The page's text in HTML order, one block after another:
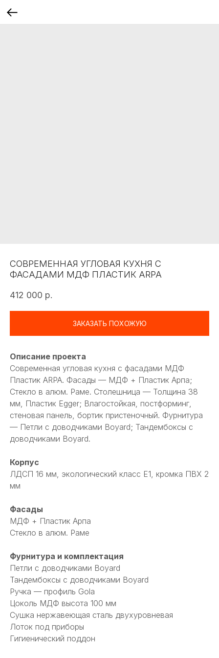
СОВРЕМЕННАЯ УГЛОВАЯ КУХНЯ С
ФАСАДАМИ МДФ ПЛАСТИК ARPA
412 000 р.
ЗАКАЗАТЬ ПОХОЖУЮ
Описание проекта
Современная угловая кухня с фасадами МДФ
Пластик ARPA. Фасады — МДФ + Пластик Арпа;
Стекло в алюм. Раме. Столешница — Толщина 38
мм, Пластик Egger; Влагостойкая, постформинг,
стеновая панель, бортик пристеночный. Фурнитура
— Петли с доводчиками Boyard; Тандембоксы с
доводчиками Boyard.
Корпус
ЛДСП 16 мм, экологический класс Е1, кромка ПВХ 2
мм
Фасады
МДФ + Пластик Арпа
Стекло в алюм. Раме
Фурнитура и комплектация
Петли с доводчиками Boyard
Тандембоксы с доводчиками Boyard
Ручка — профиль Gola
Цоколь МДФ высота 100 мм
Сушка нержавеющая сталь двухуровневая
Лоток под приборы
Гигиенический поддон